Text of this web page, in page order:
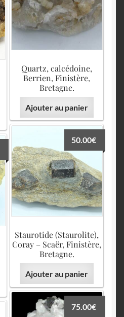
Quartz, calcédoine,
Berrien, Finistère,
Bretagne.
Ajouter au panier
Staurotide (Staurolite),
Coray – Scaër, Finistère,
Bretagne.
50.00€
Ajouter au panier
75.00€